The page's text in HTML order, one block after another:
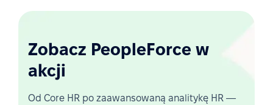
Zobacz PeopleForce w
akcji
Od Core HR po zaawansowaną analitykę HR —